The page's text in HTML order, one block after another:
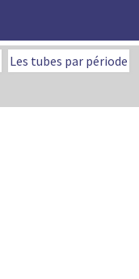
Les tubes par période